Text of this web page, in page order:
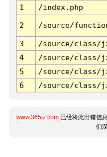
1
/index.php
2 /source/
3 /source/class/
4
/source/class/
5
/source/class/
6
/source/class/
www.365jz.com 已经将此出错信
们